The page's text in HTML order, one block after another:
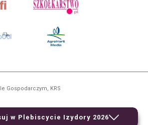
w Plebiscycie Izydory 2026
Gospodarczym, KRS
rozpowszechnianie treści